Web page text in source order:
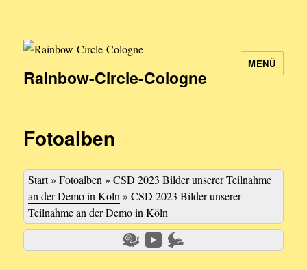
Rainbow-Circle-Cologne
MENÜ
Fotoalben
Start»Fotoalben»CSD 2023 Bilder unserer Teilnahme
an der Demo in Köln»CSD 2023 Bilder unserer
Teilnahme an der Demo in Köln